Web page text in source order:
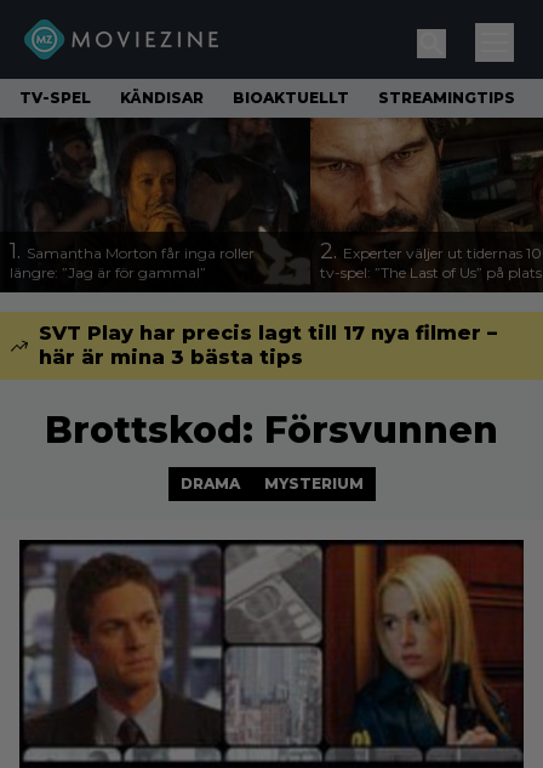
TV-SPEL KÄNDISAR BIOAKTUELLT STREAMINGTIPS
1. Samantha Morton får inga roller
längre: ”Jag är för gammal”
2. Experter väljer ut tidernas
tv-spel: ”The Last of Us” på
SVT Play har precis lagt till 17 nya filmer –
här är mina 3 bästa tips
Brottskod: Försvunnen
DRAMA MYSTERIUM